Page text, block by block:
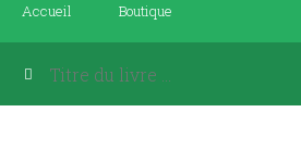
Accueil Boutique